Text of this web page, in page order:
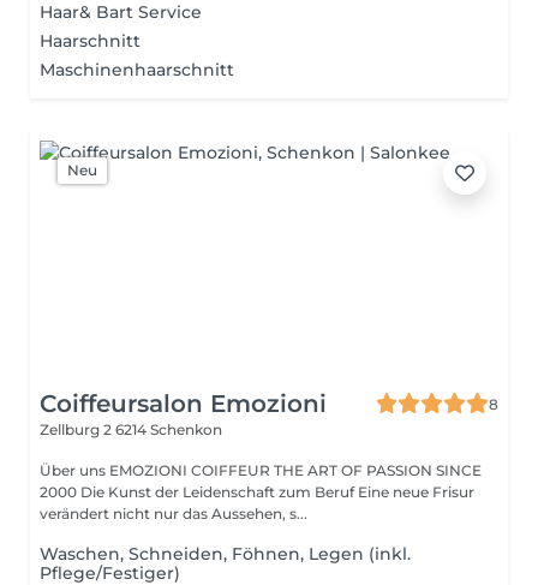
Haar& Bart Service
Haarschnitt
Maschinenhaarschnitt
Neu
Coiffeursalon Emozioni
8
Zellburg 2 6214 Schenkon
Über uns EMOZIONI COIFFEUR THE ART OF PASSION SINCE
2000 Die Kunst der Leidenschaft zum Beruf Eine neue Frisur
verändert nicht nur das Aussehen, s...
Waschen, Schneiden, Föhnen, Legen (inkl.
Pflege/Festiger)